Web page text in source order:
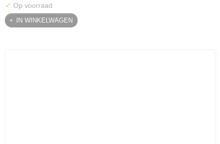
✓ Op voorraad
IN WINKELWAGEN